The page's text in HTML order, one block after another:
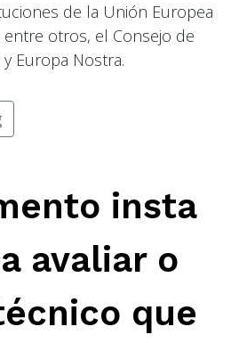
de la Unión Europea
otros, el Consejo de
y Europa Nostra.
insta
avaliar o
que